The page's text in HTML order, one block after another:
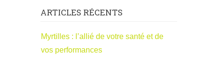
ARTICLES RÉCENTS
Myrtilles : l’allié de votre santé et de
vos performances